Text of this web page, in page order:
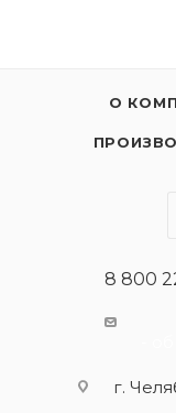
О
8 800
г.